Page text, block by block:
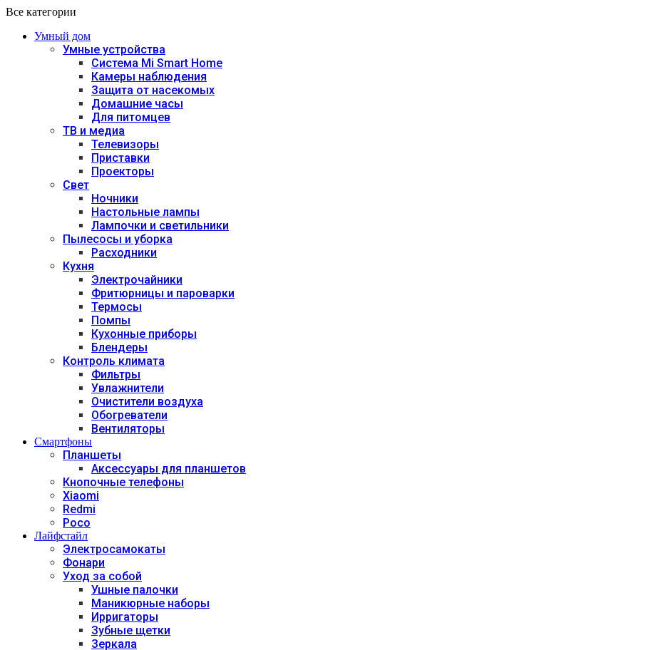
Все категории
Умный дом
Умные устройства
Система Mi Smart Home
Камеры наблюдения
Защита от насекомых
Домашние часы
Для питомцев
ТВ и медиа
Телевизоры
Приставки
Проекторы
Свет
Ночники
Настольные лампы
Лампочки и светильники
Пылесосы и уборка
Расходники
Кухня
Электрочайники
Фритюрницы и пароварки
Термосы
Помпы
Кухонные приборы
Блендеры
Контроль климата
Фильтры
Увлажнители
Очистители воздуха
Обогреватели
Вентиляторы
Смартфоны
Планшеты
Аксессуары для планшетов
Кнопочные телефоны
Xiaomi
Redmi
Poco
Лайфстайл
Электросамокаты
Фонари
Уход за собой
Ушные палочки
Маникюрные наборы
Ирригаторы
Зубные щетки
Зеркала